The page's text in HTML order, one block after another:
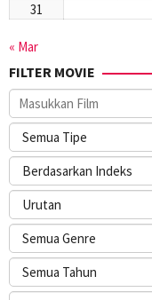
31
« Mar
FILTER MOVIE